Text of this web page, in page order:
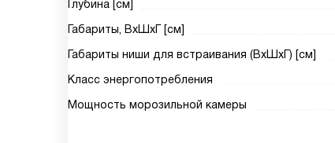
Глубина [см]
Габариты, ВxШxГ [см]
Габариты ниши для встраивания (ВxШxГ) [см]
Класс энергопотребления
Мощность морозильной камеры